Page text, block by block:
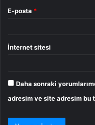
E-posta *
İnternet sitesi
Daha sonraki
adresim ve site adresim bu